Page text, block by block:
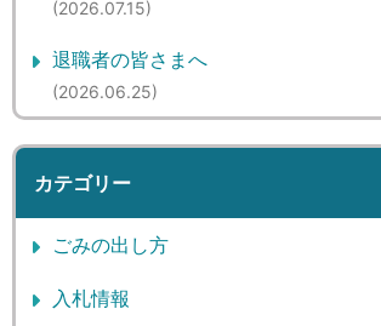
(2026.07.15)
退職者の皆さまへ
(2026.06.25)
カテゴリー
ごみの出し方
入札情報